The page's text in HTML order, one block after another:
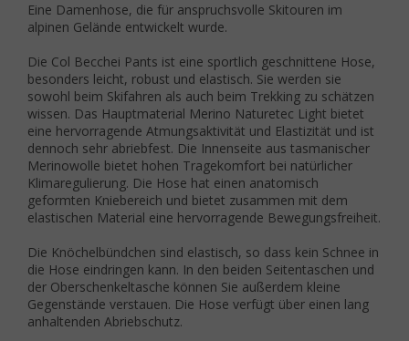
Eine Damenhose, die für anspruchsvolle Skitouren im
alpinen Gelände entwickelt wurde.
Die Col Becchei Pants ist eine sportlich geschnittene Hose,
besonders leicht, robust und elastisch. Sie werden sie
sowohl beim Skifahren als auch beim Trekking zu schätzen
wissen. Das Hauptmaterial Merino Naturetec Light bietet
eine hervorragende Atmungsaktivität und Elastizität und ist
dennoch sehr abriebfest. Die Innenseite aus tasmanischer
Merinowolle bietet hohen Tragekomfort bei natürlicher
Klimaregulierung. Die Hose hat einen anatomisch
geformten Kniebereich und bietet zusammen mit dem
elastischen Material eine hervorragende Bewegungsfreiheit.
Die Knöchelbündchen sind elastisch, so dass kein Schnee in
die Hose eindringen kann. In den beiden Seitentaschen und
der Oberschenkeltasche können Sie außerdem kleine
Gegenstände verstauen. Die Hose verfügt über einen lang
anhaltenden Abriebschutz.